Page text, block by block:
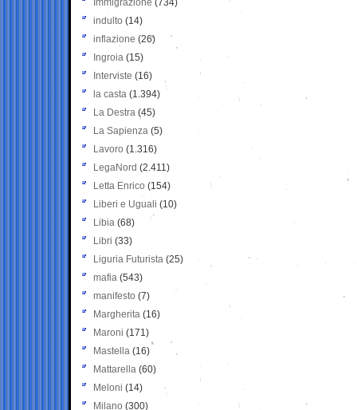
Immigrazione (734)
indulto (14)
inflazione (26)
Ingroia (15)
Interviste (16)
la casta (1.394)
La Destra (45)
La Sapienza (5)
Lavoro (1.316)
LegaNord (2.411)
Letta Enrico (154)
Liberi e Uguali (10)
Libia (68)
Libri (33)
Liguria Futurista (25)
mafia (543)
manifesto (7)
Margherita (16)
Maroni (171)
Mastella (16)
Mattarella (60)
Meloni (14)
Milano (300)